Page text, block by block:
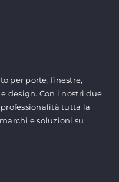
per porte, finestre,
design. Con i nostri due
tutta la
e soluzioni su